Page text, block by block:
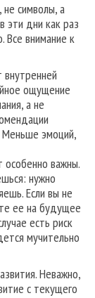
символы, а
эти дни как раз
Все внимание к
ощущение
а не
эмоций,
важны.
нужно
Если вы не
ее на будущее
есть риск
мучительно
Неважно,
с текущего